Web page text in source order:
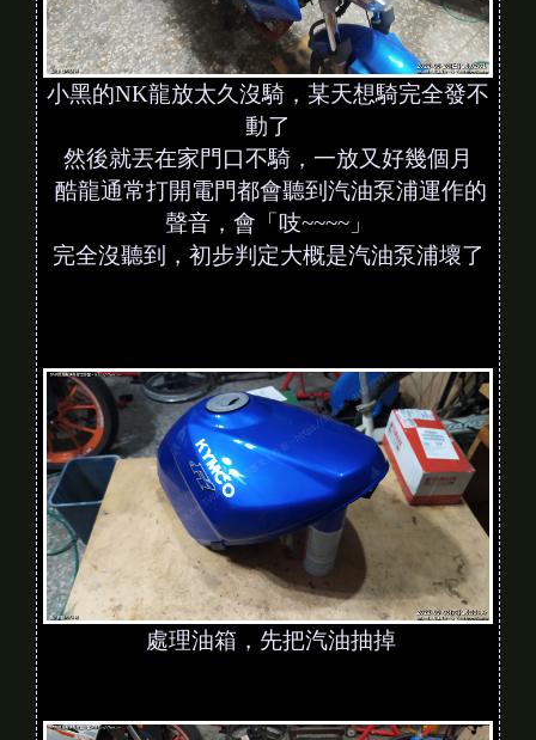
小黑的NK龍放太久沒騎，某天想騎完全發不
動了
然後就丟在家門口不騎，一放又好幾個月
酷龍通常打開電門都會聽到汽油泵浦運作的
聲音，會「吱~~~~」
完全沒聽到，初步判定大概是汽油泵浦壞了
處理油箱，先把汽油抽掉